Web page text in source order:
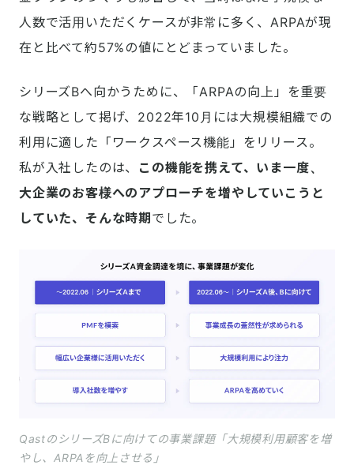
人数で活用いただくケースが非常に多く、ARPAが現
在と比べて約57%の値にとどまっていました。
シリーズBへ向かうために、「ARPAの向上」を重要
な戦略として掲げ、2022年10月には大規模組織での
利用に適した「ワークスペース機能」をリリース。
私が入社したのは、 この機能を携えて、いま一度、
大企業のお客様へのアプローチを増やしていこうと
していた、そんな時期 でした。
QastのシリーズBに向けての事業課題「大規模利用顧客を増
やし、ARPAを向上させる」